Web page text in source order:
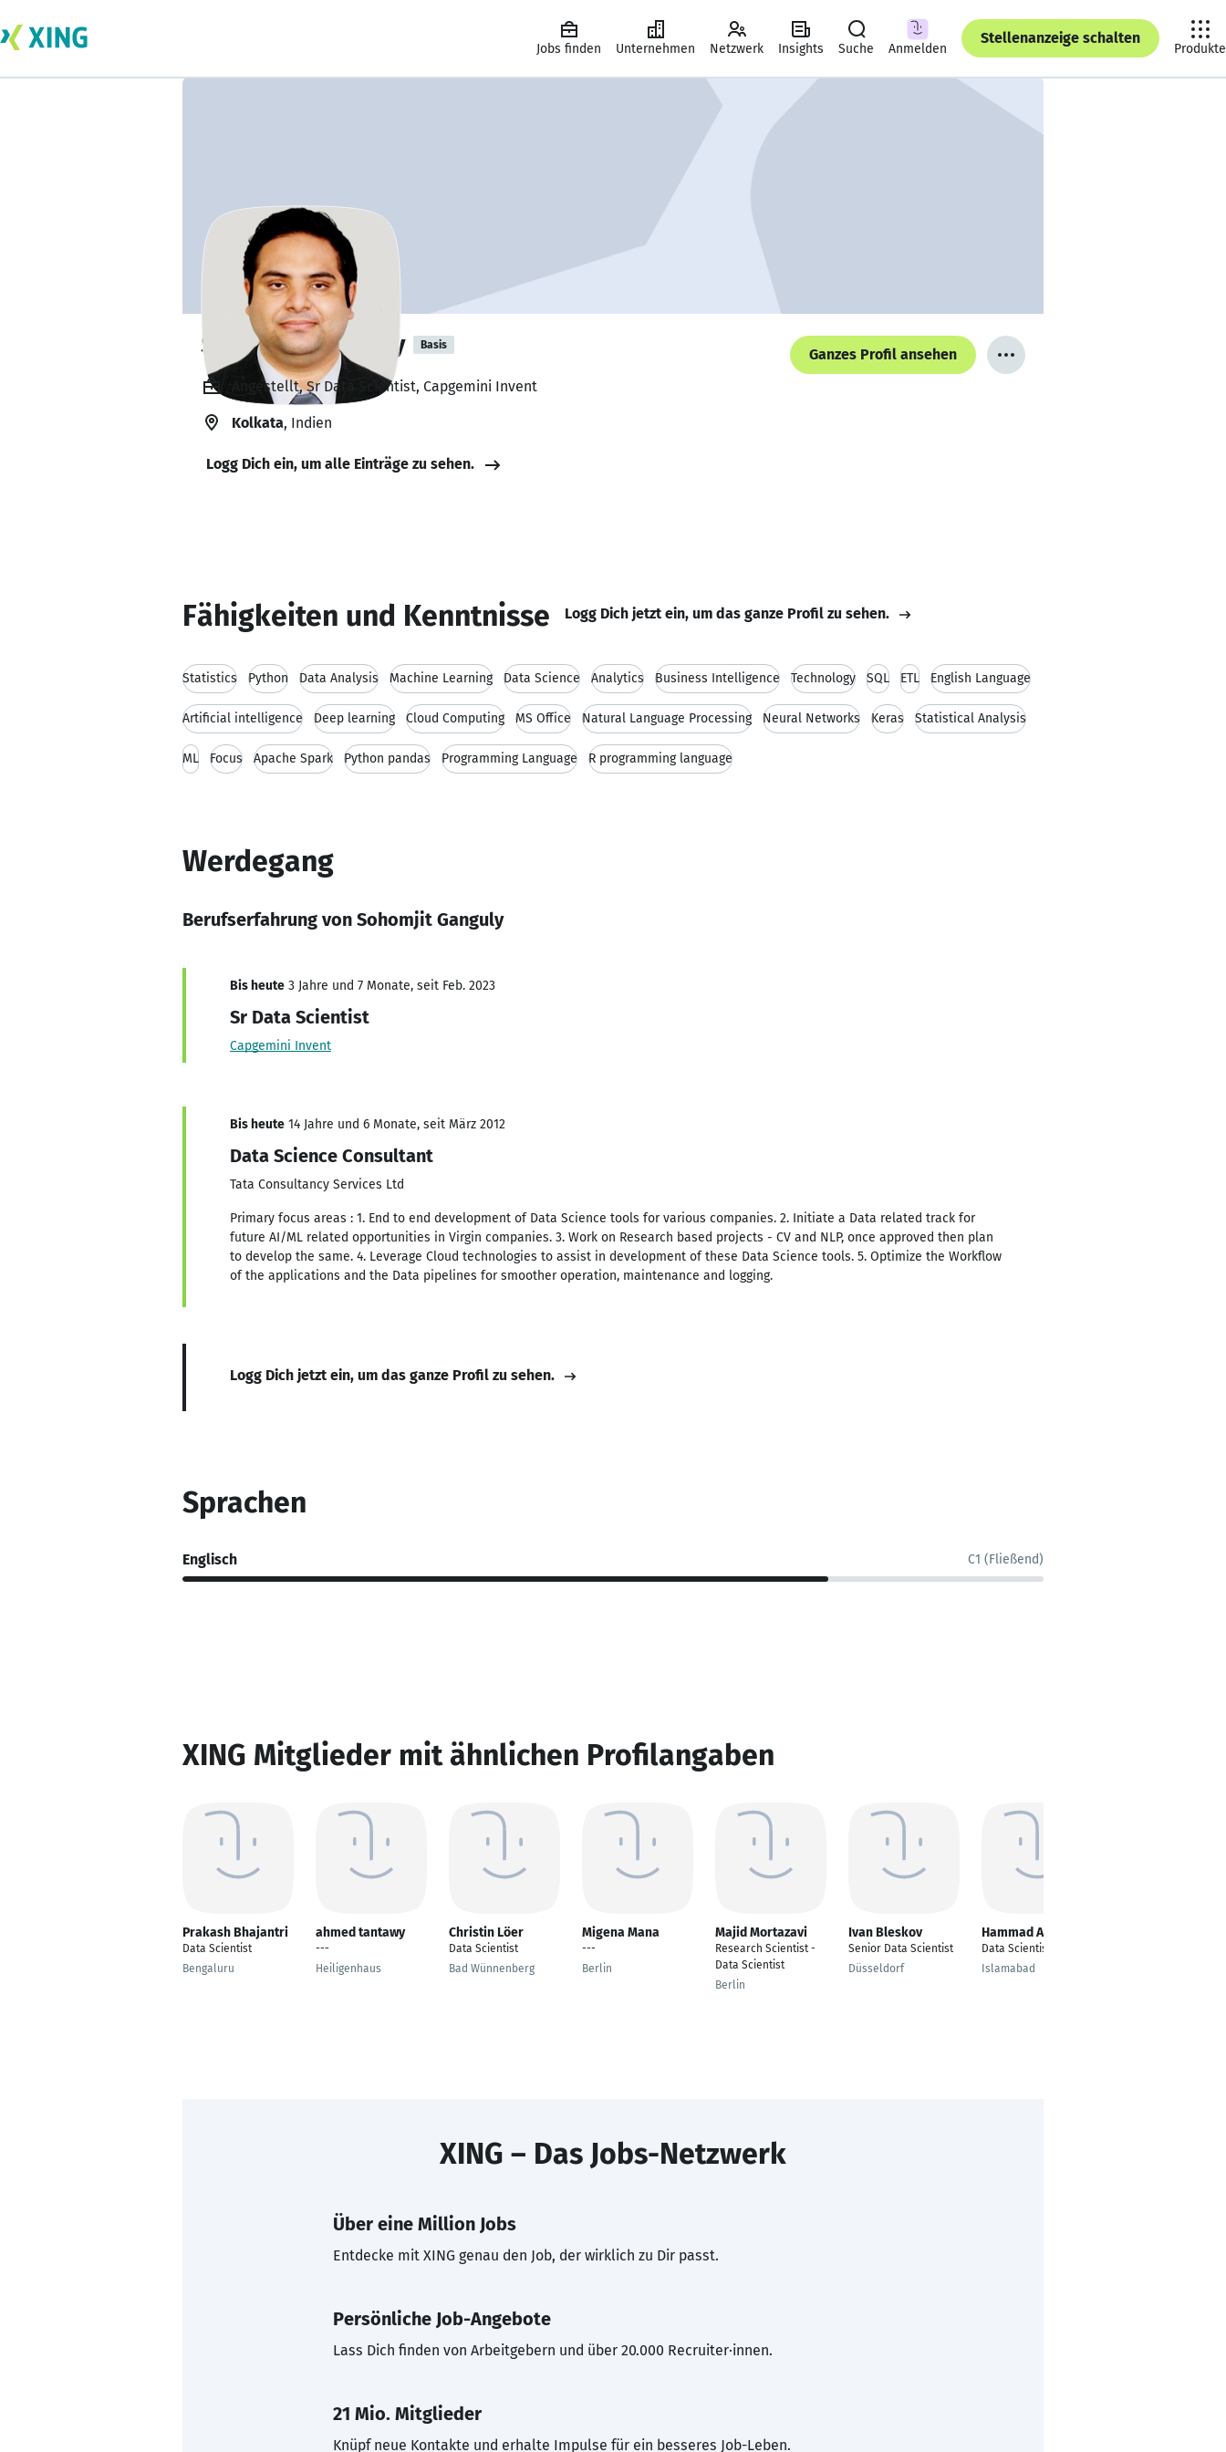
Jobs finden Unternehmen Netzwerk Insights Suche Anmelden
Stellenanzeige schalten
Produkte
Sohomjit Ganguly Basis
Ganzes Profil ansehen
Angestellt, Sr Data Scientist, Capgemini Invent
Kolkata, Indien
Logg Dich ein, um alle Einträge zu sehen.
Fähigkeiten und Kenntnisse Logg Dich jetzt ein, um das ganze Profil zu sehen.
Statistics Python Data Analysis Machine Learning Data Science Analytics Business Intelligence Technology SQL ETL English Language
Artificial intelligence Deep learning Cloud Computing MS Office Natural Language Processing Neural Networks Keras Statistical Analysis
ML Focus Apache Spark Python pandas Programming Language R programming language
Werdegang
Berufserfahrung von Sohomjit Ganguly
Bis heute 3 Jahre und 7 Monate, seit Feb. 2023
Sr Data Scientist
Capgemini Invent
Bis heute 14 Jahre und 6 Monate, seit März 2012
Data Science Consultant
Tata Consultancy Services Ltd
Primary focus areas : 1. End to end development of Data Science tools for various companies. 2. Initiate a Data related track for
future AI/ML related opportunities in Virgin companies. 3. Work on Research based projects - CV and NLP, once approved then plan
to develop the same. 4. Leverage Cloud technologies to assist in development of these Data Science tools. 5. Optimize the Workflow
of the applications and the Data pipelines for smoother operation, maintenance and logging.
Logg Dich jetzt ein, um das ganze Profil zu sehen.
Sprachen
Englisch C1 (Fließend)
XING Mitglieder mit ähnlichen Profilangaben
Prakash Bhajantri
Data Scientist
Bengaluru
ahmed tantawy
---
Heiligenhaus
Christin Löer
Data Scientist
Bad Wünnenberg
Migena Mana
---
Berlin
Majid Mortazavi
Research Scientist -
Data Scientist
Berlin
Ivan Bleskov
Senior Data Scientist
Düsseldorf
Hammad Aamer
Data Scientist
Islamabad
XING – Das Jobs-Netzwerk
Über eine Million Jobs
Entdecke mit XING genau den Job, der wirklich zu Dir passt.
Persönliche Job-Angebote
Lass Dich finden von Arbeitgebern und über 20.000 Recruiter·innen.
21 Mio. Mitglieder
Knüpf neue Kontakte und erhalte Impulse für ein besseres Job-Leben.